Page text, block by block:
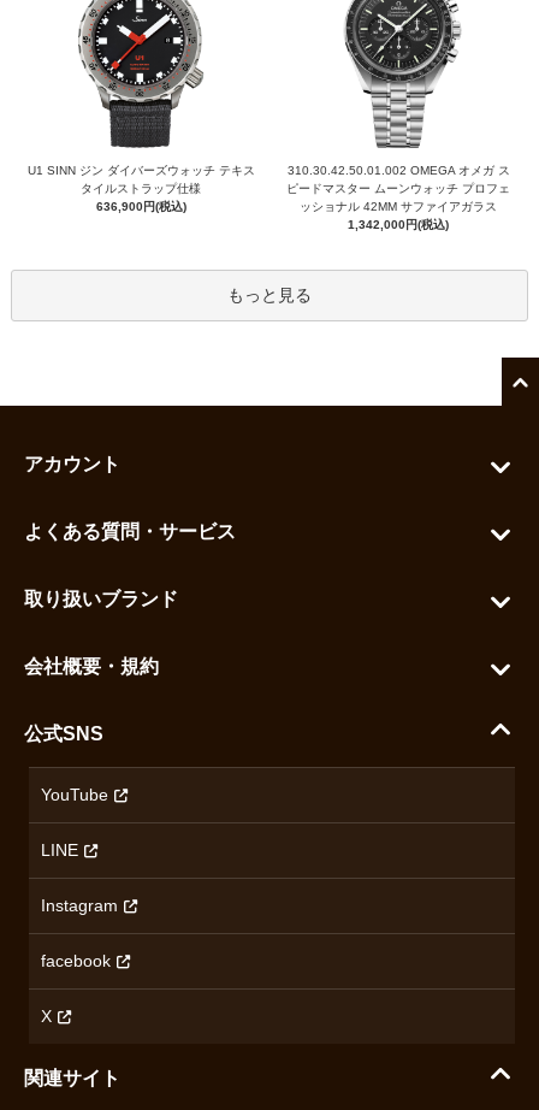
U1 SINN ジン ダイバーズウォッチ テキス
タイルストラップ仕様
636,900円(税込)
310.30.42.50.01.002 OMEGA オメガ ス
ピードマスター ムーンウォッチ プロフェ
ッショナル 42MM サファイアガラス
1,342,000円(税込)
もっと見る
アカウント
お気に入りを見る
よくある質問・サービス
ご利用ガイド
配送・送料について
取り扱いブランド
セイコー
カシオ
ミナセ
オリエントスター
オメガ
ロンジン
ブランド一覧を見る
会社概要・規約
沿革
プライバシーポリシー
コンテンツ制作ポリシーおよび生成AIの利用指針
公式SNS
YouTube
LINE
Instagram
facebook
X
関連サイト